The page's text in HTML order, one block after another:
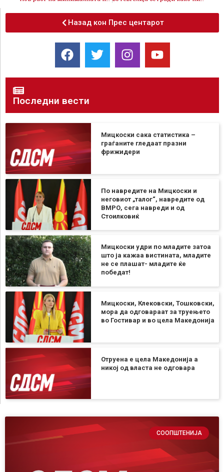
Назад кон Прес центарот
Последни вести
Мицкоски сака статистика –
граѓаните гледаат празни
фрижидери
По навредите на Мицкоски и
неговиот „талог“, навредите од
ВМРО, сега навреди и од
Стоилковиќ
Мицкоски удри по младите затоа
што ја кажаа вистината, младите
не се плашат- младите ќе
победат!
Мицкоски, Клековски, Тошковски,
мора да одговараат за труењето
во Гостивар и во цела Македонија
Отруена е цела Македонија а
никој од власта не одговара
СООПШТЕНИЈА